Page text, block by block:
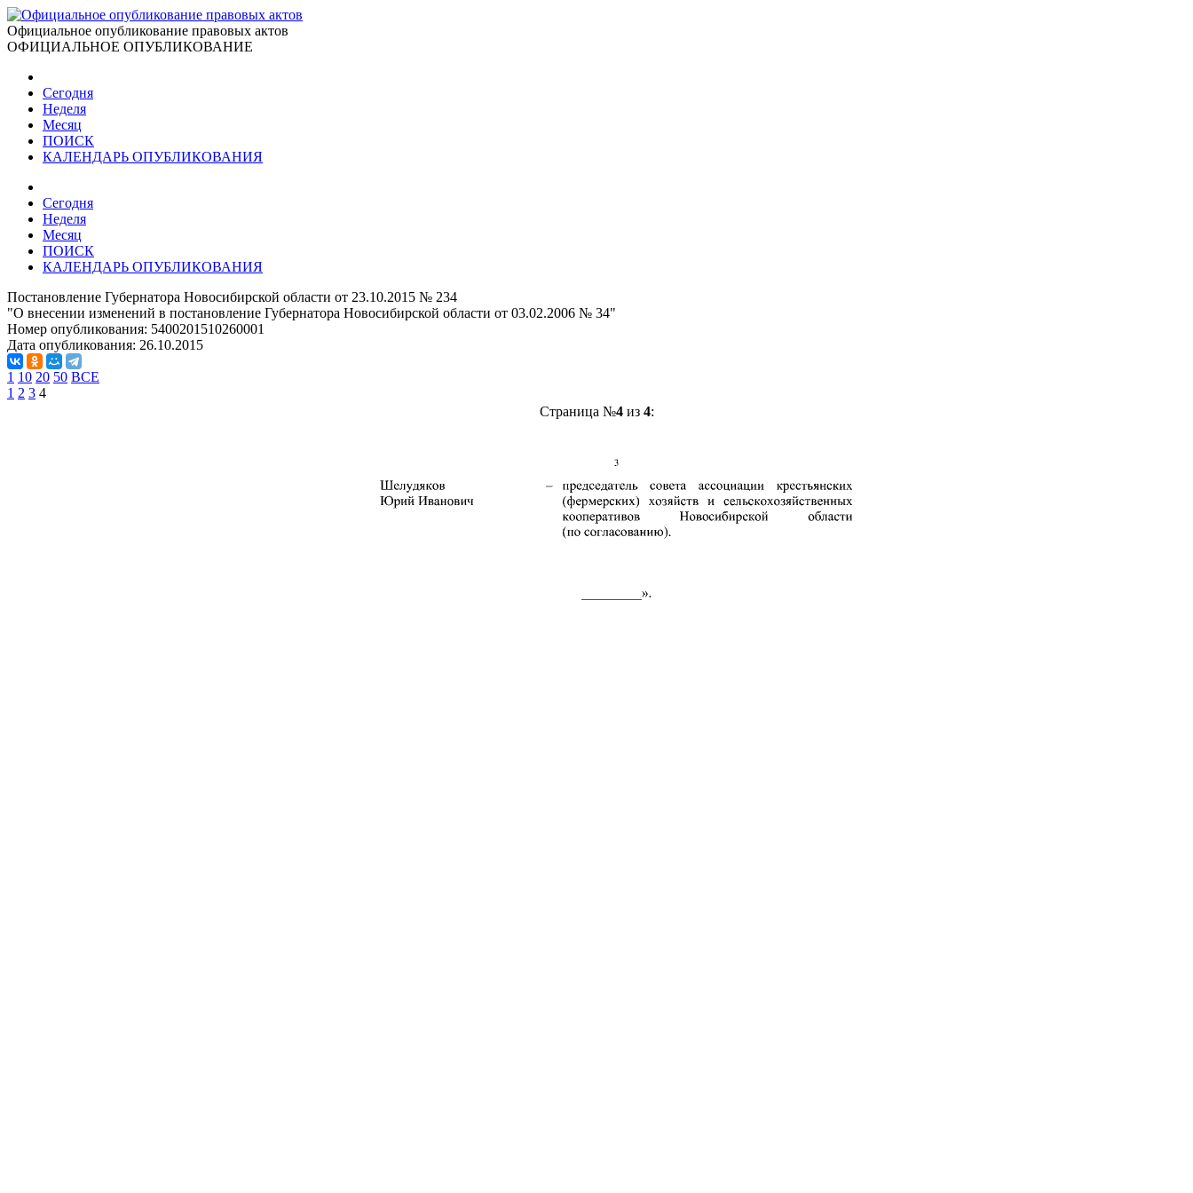
Официальное опубликование правовых актов
ОФИЦИАЛЬНОЕ ОПУБЛИКОВАНИЕ
Сегодня
Неделя
Месяц
ПОИСК
КАЛЕНДАРЬ ОПУБЛИКОВАНИЯ
Сегодня
Неделя
Месяц
ПОИСК
КАЛЕНДАРЬ ОПУБЛИКОВАНИЯ
Постановление Губернатора Новосибирской области от 23.10.2015 № 234
"О внесении изменений в постановление Губернатора Новосибирской области от 03.02.2006 № 34"
Номер опубликования: 5400201510260001
Дата опубликования: 26.10.2015
1 10 20 50 ВСЕ
1 2 3 4
Страница №4из 4: